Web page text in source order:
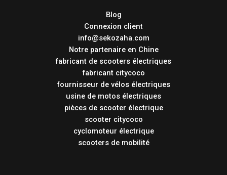
Blog
Connexion client
info@sekozaha.com
Notre partenaire en Chine
fabricant de scooters électriques
fabricant citycoco
fournisseur de vélos électriques
usine de motos électriques
pièces de scooter électrique
scooter citycoco
cyclomoteur électrique
scooters de mobilité